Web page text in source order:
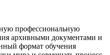
профессиональную
архивными документами и
формат обучения